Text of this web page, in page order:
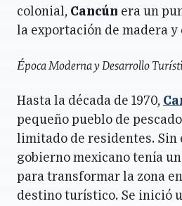
colonial, Cancún era un
la exportación de madera y
Época Moderna y Desarrollo
Hasta la década de 1970,
pequeño pueblo de
limitado de residentes. Sin
gobierno mexicano tenía
para transformar la zona
destino turístico. Se inició